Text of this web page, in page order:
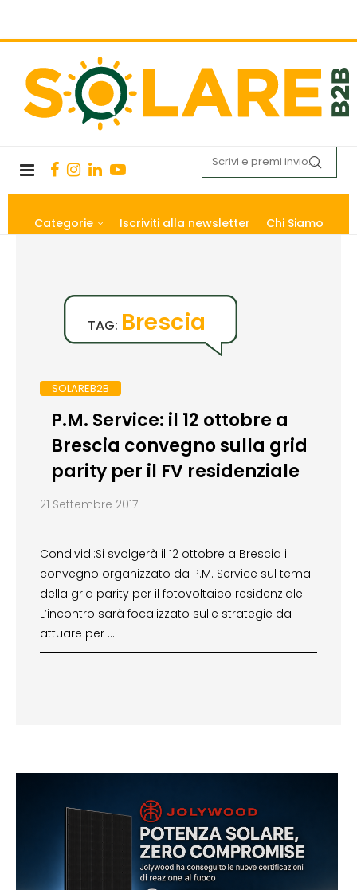
Categorie Iscriviti alla newsletter Chi Siamo
TAG: Brescia
SOLAREB2B
P.M. Service: il 12 ottobre a
Brescia convegno sulla grid
parity per il FV residenziale
21 Settembre 2017
Condividi:Si svolgerà il 12 ottobre a Brescia il
convegno organizzato da P.M. Service sul tema
della grid parity per il fotovoltaico residenziale.
L’incontro sarà focalizzato sulle strategie da
attuare per …